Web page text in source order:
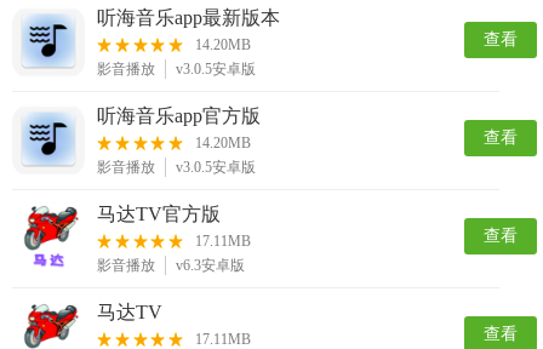
听海音乐app最新版本
14.20MB
影音播放
v3.0.5安卓版
查看
听海音乐app官方版
14.20MB
影音播放
v3.0.5安卓版
查看
马达TV官方版
17.11MB
影音播放
v6.3安卓版
查看
马达TV
17.11MB
查看